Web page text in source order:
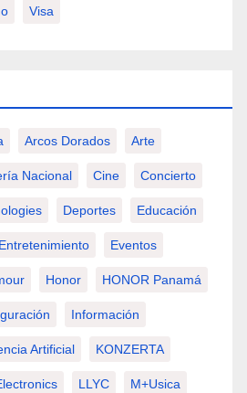
Visa
Arcos Dorados Arte
Nacional Cine Concierto
Deportes Educación
Entretenimiento Eventos
Honor HONOR Panamá
Información
Artificial KONZERTA
LLYC M+usica